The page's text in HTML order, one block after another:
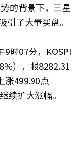
的背景下，三星
引了大量买盘。
9时07分，KOSPI
），报8282.31
涨499.90点
续扩大涨幅。